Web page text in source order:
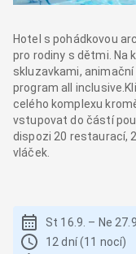
Hotel s pohádkovou
pro rodiny s dětmi. Na
skluzavkami,
program all
celého komplexu
vstupovat do částí
dispozi 20 restaurací,
vláček.
St 16.9. – Ne
12 dní (11 nocí)